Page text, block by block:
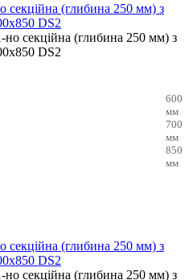
(глибина 250 мм) з
DS2
600
мм
700
мм
850
мм
(глибина 250 мм) з
DS2